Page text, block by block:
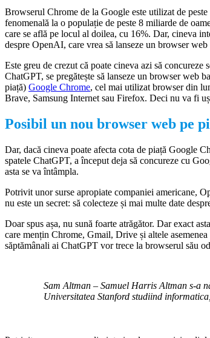
Browserul Chrome de la Google este utilizat de
fenomenală la o populație de peste 8 miliarde de
care se află pe locul al doilea, cu 16%. Dar, cineva
despre OpenAI, care vrea să lanseze un browser
Este greu de crezut că poate cineva azi să
ChatGPT, se pregătește să lanseze un browser web
piață) Google Chrome, cel mai utilizat browser din
Brave, Samsung Internet sau Firefox. Deci nu va fi
Posibil un nou browser web pe
Dar, dacă cineva poate afecta cota de piață Google
spatele ChatGPT, a început deja să concureze cu
asta se va întâmpla.
Potrivit unor surse apropiate companiei americane,
nu este un secret: să colecteze și mai multe date
Doar spus așa, nu sună foarte atrăgător. Dar exact
care mențin Chrome, Gmail, Drive și altele
săptămânali ai ChatGPT vor trece la browserul său
Sam Altman – Samuel Harris Altman s-a
Universitatea Stanford studiind